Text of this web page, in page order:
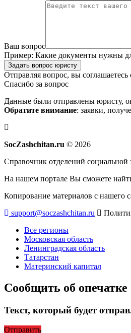
Ваш вопрос
Пример: Какие документы нужны
Задать вопрос юристу
Отправляя вопрос, вы соглашаетесь
Спасибо за вопрос
Данные были отправлены юристу,
Обратите внимание: заявки,
SocZashchitan.ru © 2026
Справочник отделений
На нашем портале Вы сможете
Копирование материалов с нашего
support@soczashchitan.ru
Все регионы
Московская область
Ленинградская область
Татарстан
Материнский капитал
Сообщить об опечатке
Текст, который будет
Отправить